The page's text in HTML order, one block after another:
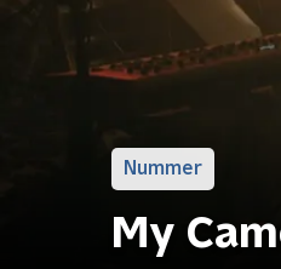
Nummer
My